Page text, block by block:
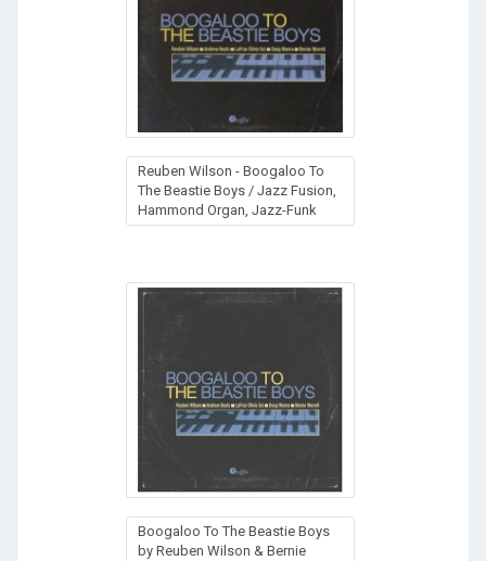
Reuben Wilson - Boogaloo To
The Beastie Boys / Jazz Fusion,
Hammond Organ, Jazz-Funk
Boogaloo To The Beastie Boys
by Reuben Wilson & Bernie